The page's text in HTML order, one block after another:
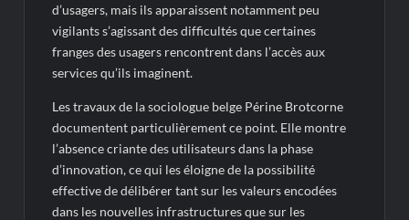
d’usagers, mais ils apparaissent notamment peu
vigilants s’agissant des difficultés que certaines
franges des usagers rencontrent dans l’accès aux
services qu’ils imaginent.
Les travaux de la sociologue belge Périne Brotcorne
documentent particulièrement ce point. Elle montre
l’absence criante des utilisateurs dans la phase
d’innovation, ce qui les éloigne de la possibilité
effective de délibérer tant sur les valeurs encodées
dans les nouvelles infrastructures que sur les